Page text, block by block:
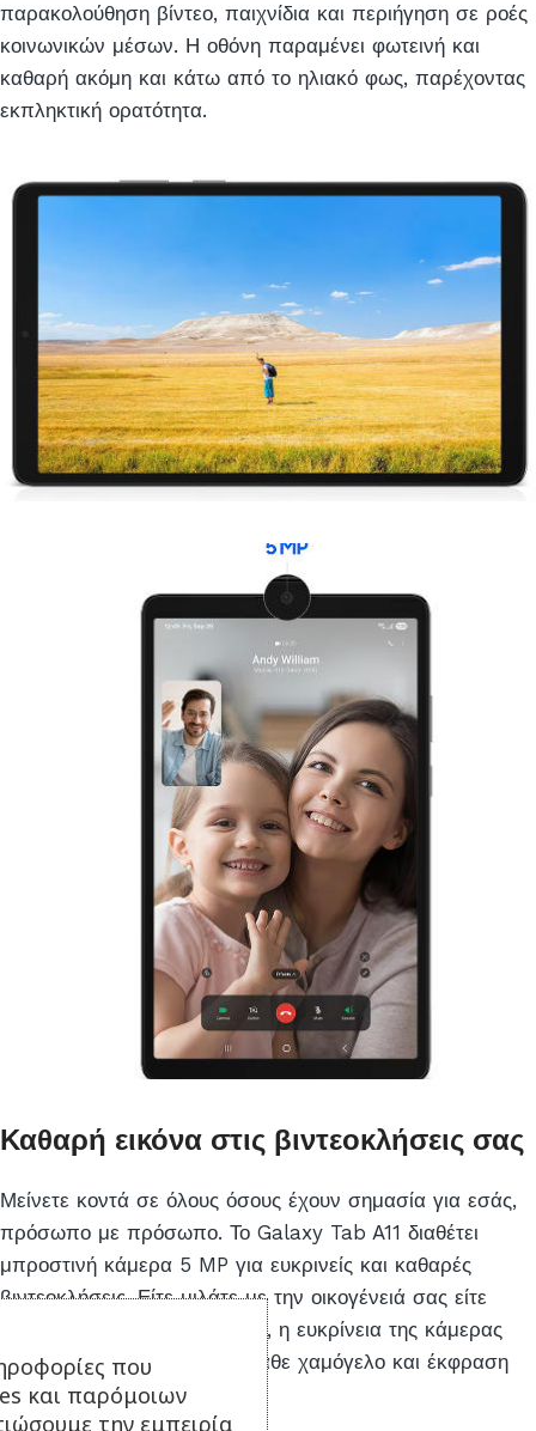
παρακολούθηση βίντεο, παιχνίδια και περιήγηση σε ροές
κοινωνικών μέσων. Η οθόνη παραμένει φωτεινή και
καθαρή ακόμη και κάτω από το ηλιακό φως, παρέχοντας
εκπληκτική ορατότητα.
Καθαρή εικόνα στις βιντεοκλήσεις σας
Μείνετε κοντά σε όλους όσους έχουν σημασία για εσάς,
πρόσωπο με πρόσωπο. Το Galaxy Tab A11 διαθέτει
μπροστινή κάμερα 5 MP για ευκρινείς και καθαρές
βιντεοκλήσεις. Είτε μιλάτε με την οικογένειά σας είτε
εργάζεστε με την ομάδα σας, η ευκρίνεια της κάμερας
σάς επιτρέπει να βλέπετε κάθε χαμόγελο και έκφραση
με ρεαλιστική λεπτομέρεια.
που
και παρόμοιων
την εμπειρία